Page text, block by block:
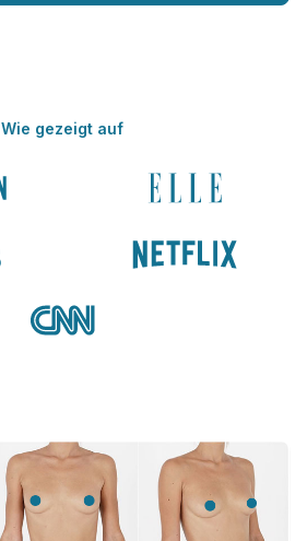
Wie gezeigt auf